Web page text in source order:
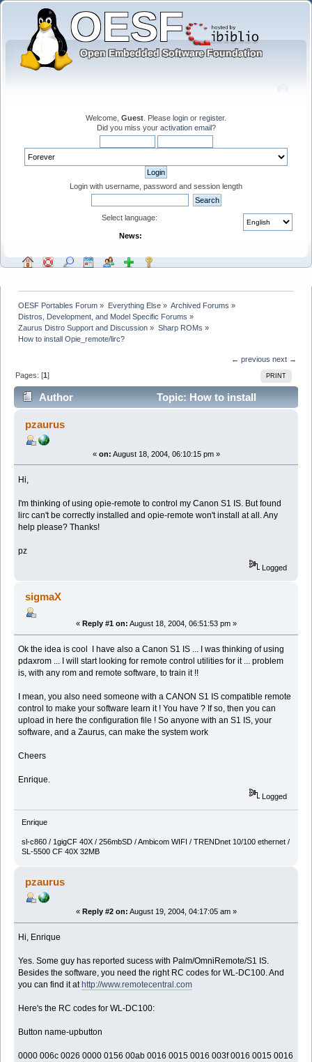
Welcome, Guest . Please login or register.
Did you miss your activation email?
Login with username, password and session length
Select language:
News:
OESF Portables Forum » Everything Else» Archived Forums »
Distros, Development, and Model Specific Forums »
Zaurus Distro Support and Discussion » Sharp ROMs »
How to install Opie_remote/lirc?
← previous next →
PRINT
Pages: [1]
Author
Topic: How to install
pzaurus
« on: August 18, 2004, 06:10:15 pm »
Hi,
I'm thinking of using opie-remote to control my Canon S1 IS. But found
lirc can't be correctly installed and opie-remote won't install at all. Any
help please? Thanks!
pz
Logged
sigmaX
« Reply #1 on: August 18, 2004, 06:51:53 pm »
Ok the idea is cool I have also a Canon S1 IS ... I was thinking of using
pdaxrom ... I will start looking for remote control utilities for it ... problem
is, with any rom and remote software, to train it !!
I mean, you also need someone with a CANON S1 IS compatible remote
control to make your software learn it ! You have ? If so, then you can
upload in here the configuration file ! So anyone with an S1 IS, your
software, and a Zaurus, can make the system work
Cheers
Enrique.
Logged
Enrique
sl-c860 / 1gigCF 40X / 256mbSD / Ambicom WIFI / TRENDnet 10/100 ethernet /
SL-5500 CF 40X 32MB
pzaurus
« Reply #2 on: August 19, 2004, 04:17:05 am »
Hi, Enrique
Yes. Some guy has reported sucess with Palm/OmniRemote/S1 IS.
Besides the software, you need the right RC codes for WL-DC100. And
you can find it at http://www.remotecentral.com
Here's the RC codes for WL-DC100:
Button name-upbutton
0000 006c 0026 0000 0156 00ab 0016 0015 0016 003f 0016 0015 0016